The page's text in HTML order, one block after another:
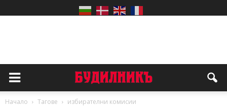
Начало Тагове избирателни комисии